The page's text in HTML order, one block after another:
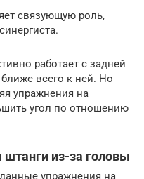
связующую роль,
работает с задней
всего к ней. Но
упражнения на
угол по отношению
из-за головы
упражнения на